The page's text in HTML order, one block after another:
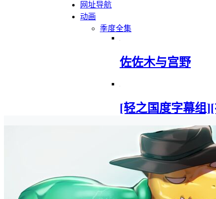
网址导航
动画
季度全集
佐佐木与宫野
[轻之国度字幕组